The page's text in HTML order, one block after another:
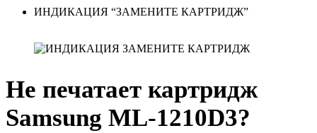
ИНДИКАЦИЯ “ЗАМЕНИТЕ КАРТРИДЖ”
Не печатает картридж
Samsung ML-1210D3?